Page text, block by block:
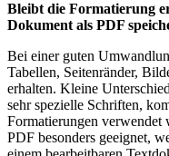
Bleibt die Formatierung
Dokument als PDF
Bei einer guten
Tabellen, Seitenränder,
erhalten. Kleine
sehr spezielle Schriften,
Formatierungen verwendet
PDF besonders geeignet,